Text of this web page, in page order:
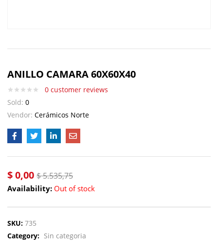
ANILLO CAMARA 60X60X40
0 customer reviews
Sold: 0
Vendor: Cerámicos Norte
$0,00 $5.535,75
Availability: Out of stock
SKU: 735
Category: Sin categoria